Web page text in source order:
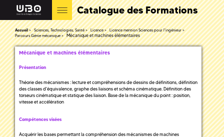
Catalogue des Formations
Accueil Sciences, Technologies, Santé Licence
Licence mention Sciences pour l'ingénieur
Parcours Génie mécanique
Mécanique et machines élémentaires
Mécanique et machines élémentaires
Présentation
Théorie des mécanismes : lecture et compréhensions de dessins de définitions, définition
des classes d'équivalence, graphe des liaisons et schéma cinématique. Définition des
torseurs cinématique et statique des liaison. Base de la mécanique du point : position,
vitesse et accélération
Compétences visées
Acquérir les bases permettant la compréhension des mécanismes de machines